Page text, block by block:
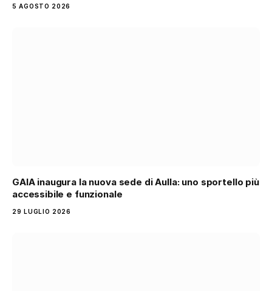
5 AGOSTO 2026
GAIA inaugura la nuova sede di Aulla: uno sportello più
accessibile e funzionale
29 LUGLIO 2026